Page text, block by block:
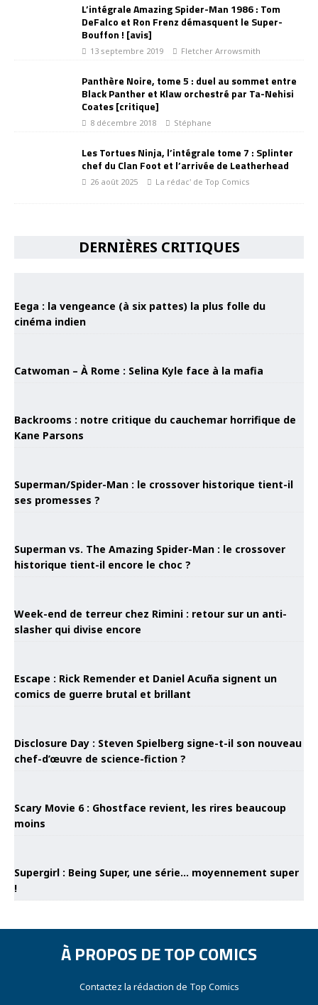
L’intégrale Amazing Spider-Man 1986 : Tom
DeFalco et Ron Frenz démasquent le Super-
Bouffon ! [avis]
13 septembre 2019 Fletcher Arrowsmith
Panthère Noire, tome 5 : duel au sommet entre
Black Panther et Klaw orchestré par Ta-Nehisi
Coates [critique]
8 décembre 2018 Stéphane
Les Tortues Ninja, l’intégrale tome 7 : Splinter
chef du Clan Foot et l’arrivée de Leatherhead
26 août 2025 La rédac' de Top Comics
DERNIÈRES CRITIQUES
Eega : la vengeance (à six pattes) la plus folle du
cinéma indien
Catwoman – À Rome : Selina Kyle face à la mafia
Backrooms : notre critique du cauchemar horrifique de
Kane Parsons
Superman/Spider-Man : le crossover historique tient-il
ses promesses ?
Superman vs. The Amazing Spider-Man : le crossover
historique tient-il encore le choc ?
Week-end de terreur chez Rimini : retour sur un anti-
slasher qui divise encore
Escape : Rick Remender et Daniel Acuña signent un
comics de guerre brutal et brillant
Disclosure Day : Steven Spielberg signe-t-il son nouveau
chef-d’œuvre de science-fiction ?
Scary Movie 6 : Ghostface revient, les rires beaucoup
moins
Supergirl : Being Super, une série… moyennement super
!
À PROPOS DE TOP COMICS
Contactez la rédaction de Top Comics